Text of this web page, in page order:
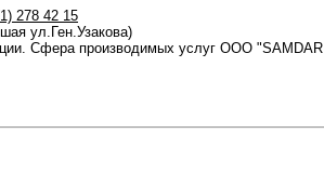
278 42 15
ул.Ген.Узакова)
Сфера производимых услуг OOO "SAMDAR